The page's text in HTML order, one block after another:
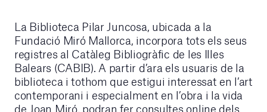
La Biblioteca Pilar Juncosa, ubicada a la
Fundació Miró Mallorca, incorpora tots els seus
registres al Catàleg Bibliogràfic de les Illes
Balears (CABIB). A partir d’ara els usuaris de la
biblioteca i tothom que estigui interessat en l’art
contemporani i especialment en l’obra i la vida
de Joan Miró, podran fer consultes online dels